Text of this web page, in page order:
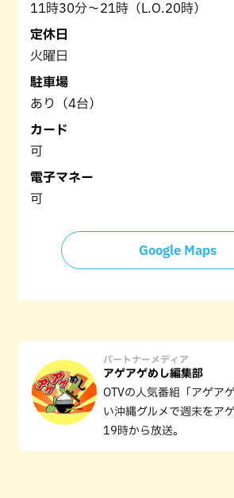
11時30分～21時（L.O.20時）
定休日
火曜日
駐車場
あり（4台）
カード
可
電子マネー
可
Google Maps
パートナーメディア
アゲアゲめし編集部
OTVの人気番組「アゲア
い沖縄グルメで週末をア
19時から放送。